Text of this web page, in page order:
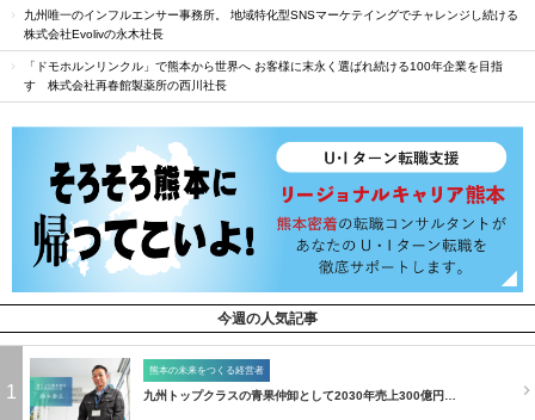
九州唯一のインフルエンサー事務所。 地域特化型SNSマーケテイングでチャレンジし続ける
株式会社Evolivの永木社長
「ドモホルンリンクル」で熊本から世界へ お客様に末永く選ばれ続ける100年企業を目指
す 株式会社再春館製薬所の西川社長
今週の人気記事
1
熊本の未来をつくる経営者
九州トップクラスの青果仲卸として2030年売上300億円…